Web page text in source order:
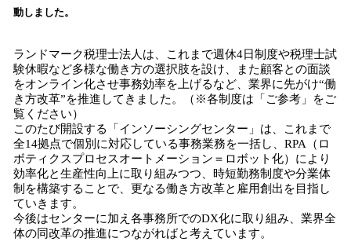
込
中
で
す
動しました。
ランドマーク税理士法人は、これまで週休4日制度や税理士試
験休暇など多様な働き方の選択肢を設け、また顧客との面談
をオンライン化させ事務効率を上げるなど、業界に先がけ“働
き方改革”を推進してきました。（※各制度は「ご参考」をご
覧ください）
このたび開設する「インソーシングセンター」は、これまで
全14拠点で個別に対応している事務業務を一括し、RPA（ロ
ボティクスプロセスオートメーション＝ロボット化）により
効率化と生産性向上に取り組みつつ、時短勤務制度や分業体
制を構築することで、更なる働き方改革と雇用創出を目指し
ていきます。
今後はセンターに加え各事務所でのDX化に取り組み、業界全
体の同改革の推進につながればと考えています。